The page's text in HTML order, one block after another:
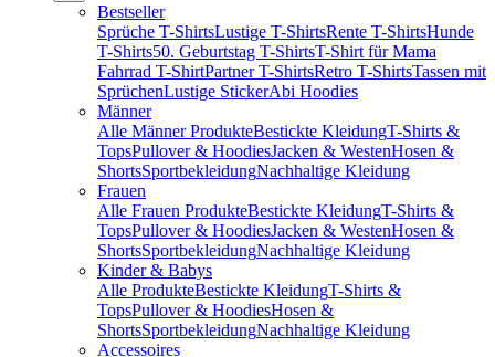
Bestseller
Sprüche T-ShirtsLustige T-ShirtsRente T-ShirtsHunde
T-Shirts50. Geburtstag T-ShirtsT-Shirt für Mama
Fahrrad T-ShirtPartner T-ShirtsRetro T-ShirtsTassen mit
SprüchenLustige StickerAbi Hoodies
Männer
Alle Männer ProdukteBestickte KleidungT-Shirts &
TopsPullover & HoodiesJacken & WestenHosen &
ShortsSportbekleidungNachhaltige Kleidung
Frauen
Alle Frauen ProdukteBestickte KleidungT-Shirts &
TopsPullover & HoodiesJacken & WestenHosen &
ShortsSportbekleidungNachhaltige Kleidung
Kinder & Babys
Alle ProdukteBestickte KleidungT-Shirts &
TopsPullover & HoodiesHosen &
ShortsSportbekleidungNachhaltige Kleidung
Accessoires